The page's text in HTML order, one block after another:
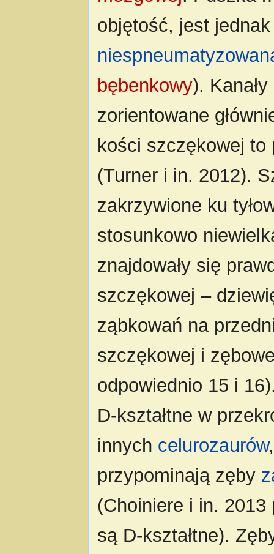
objętość, jest
bębenkowy).
zorientowane
kości szczękowej to
(Turner i in. 2012).
zakrzywione ku
stosunkowo
znajdowały się
szczękowej –
ząbkowań na
szczękowej i
odpowiednio 15 i
D-kształtne w
innych celurozaurów
przypominają zęby
(Choiniere i in.
są D-kształtne).